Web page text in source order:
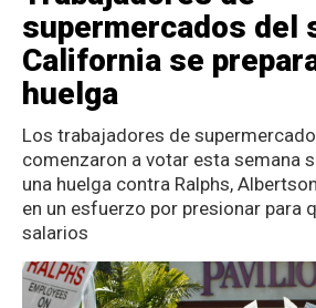
supermercados del
California se
huelga
Los trabajadores de
comenzaron a votar esta semana
una huelga contra Ralphs,
en un esfuerzo por presionar para
salarios